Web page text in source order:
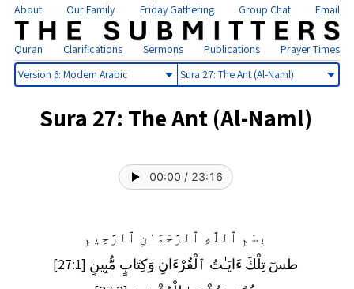
About Our Family Friday Gathering Group Chat Email
Quran Clarifications Sermons Publications Prayer Times
Select
Select
Sura 27: The Ant (Al-Naml)
00:00 / 23:16
بِسْمِ ٱللَّهِ ٱلرَّحْمَـٰنِ ٱلرَّحِيمِ
طسٓ تِلْكَ ءَايَـٰتُ ٱلْقُرْءَانِ وَكِتَابٍ مُّبِينٍ [27:1]